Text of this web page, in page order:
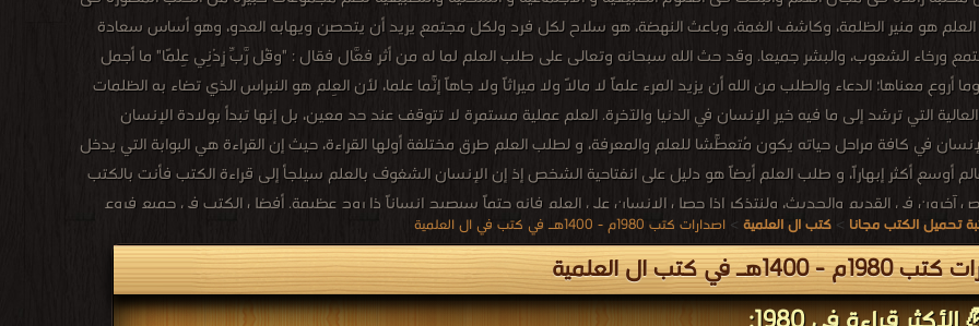
العلم هو منير الظلمة، وكاشف الغمة، وباعث النهضة، هو سلاح لكل فرد ولكل مجتمع يريد أن يتحصن ويهابه العدو، وهو أساس سعادة
ورخاء الشعوب، والبشر جميعا. وقد حث الله سبحانه وتعالى على طلب العلم لما له من أثر فعّال فقال : "وَقُل رَّبِّ زِدْنِي عِلْمًا" ما أجمل
وما أروع معناها؛ الدعاء والطلب من الله أن يزيد المرء علماً لا مالاً ولا ميراثاً ولا جاهاً إنّما علماً، لأن العِلم هو النبراس الذي تضاء به الظلمات
العالية التي ترشد إلى ما فيه خير الإنسان في الدنيا والآخرة. العلم عملية مستمرة لا تتوقف عند حد معين، بل إنها تبدأ بولادة الإنسان
في كافة مراحل حياته يكون مُتعطّشاً للعلم والمعرفة، و لطلب العلم طرق مختلفة أولها القراءة، حيث إن القراءة هي البوابة التي يدخل
عالم أوسع أكثر إبهاراً، و طلب العلم أيضاً هو دليل على انفتاحية الشخص إذ إن الإنسان الشغوف بالعلم سيلجأ إلى قراءة الكتب فأنت بالكتب
آخرون في القديم والحديث، ولنتذكر إذا حصل الإنسان على العلم فإنه حتماً سيصبح إنساناً ذا روح عظيمة. أفضل الكتب في جميع فروع
العلمي ، المنهجية العلمية ، التحقق دور الرياضيات ، فلسفة العلوم ، الأدب العلمي ، وأيضًا كتب الكيمياء و كتب الفيزياء وكتب الجيولوجيا
تحميل الكتب مجانا > كتب ال العلمية > اصدارات كتب 1980م - 1400هـ في كتب في ال العلمية
- 1400هـ في كتب ال العلمية